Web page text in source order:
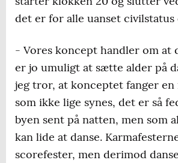
det er for alle uanset civilstatus
- Vores koncept handler om at
er jo umuligt at sætte alder på
jeg tror, at konceptet fanger en
som ikke lige synes, det er så
byen sent på natten, men som
kan lide at danse.
scorefester, men derimod